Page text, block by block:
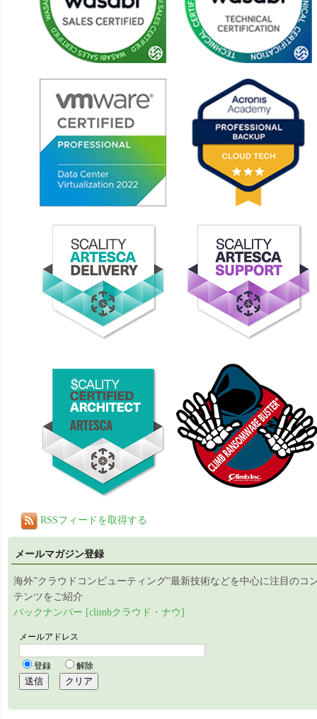
RSSフィードを取得する
メールマガジン登録
海外”クラウドコンピューティング”最新技術などを中心に注目のコ
テンツをご紹介
バックナンバー [climbクラウド・ナウ]